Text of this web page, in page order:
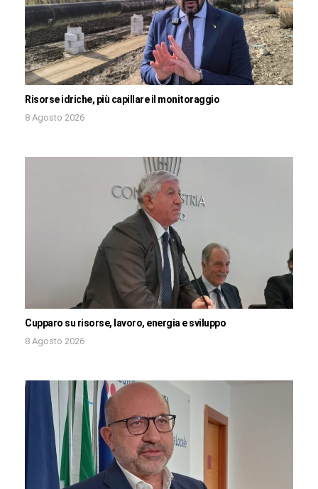
Risorse idriche, più capillare il monitoraggio
8 Agosto 2026
Cupparo su risorse, lavoro, energia e sviluppo
8 Agosto 2026